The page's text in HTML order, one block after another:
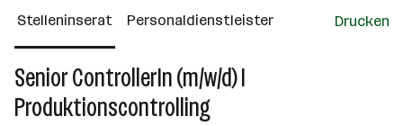
Über das Unternehmen
Wien
Stelleninserat Personaldienstleister Drucken
Senior ControllerIn (m/w/d) I
Produktionscontrolling